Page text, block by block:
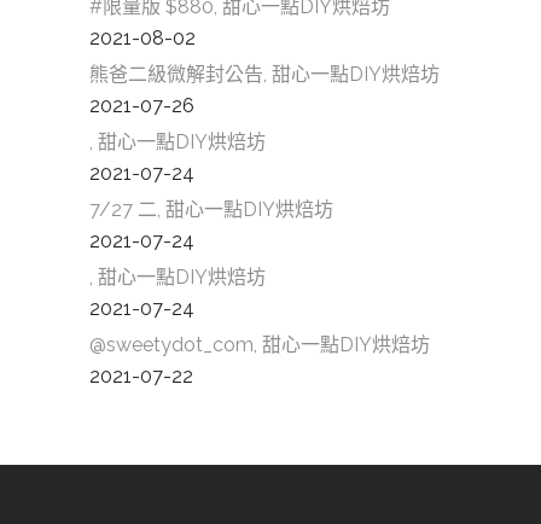
#限量版 $880, 甜心一點DIY烘焙坊
2021-08-02
熊爸二級微解封公告, 甜心一點DIY烘焙坊
2021-07-26
, 甜心一點DIY烘焙坊
2021-07-24
7/27 二, 甜心一點DIY烘焙坊
2021-07-24
, 甜心一點DIY烘焙坊
2021-07-24
@sweetydot_com, 甜心一點DIY烘焙坊
2021-07-22